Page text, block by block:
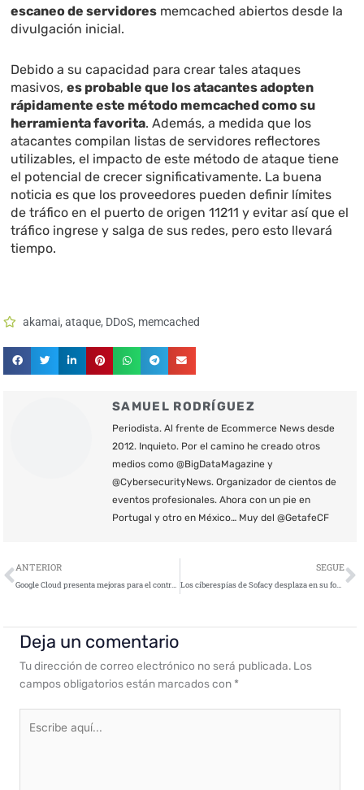
escaneo de servidores memcached abiertos desde la
divulgación inicial.
Debido a su capacidad para crear tales ataques
masivos,es probable que los atacantes adopten
rápidamente este método memcached como su
herramienta favorita. Además, a medida que los
atacantes compilan listas de servidores reflectores
utilizables, el impacto de este método de ataque tiene
el potencial de crecer significativamente. La buena
noticia es que los proveedores pueden definir límites
de tráfico en el puerto de origen 11211 y evitar así que el
tráfico ingrese y salga de sus redes, pero esto llevará
tiempo.
akamai,ataque, DDoS, memcached
SAMUEL RODRÍGUEZ
Periodista. Al frente de Ecommerce News desde
2012. Inquieto. Por el camino he creado otros
medios como @BigDataMagazine y
@CybersecurityNews. Organizador de cientos de
eventos profesionales. Ahora con un pie en
Portugal y otro en México… Muy del @GetafeCF
Ant
ANTERIOR
Google Cloud presenta mejoras para el control de seguridad en la nube de las empresas
SEGUE
Los ciberespías de Sofacy desplaza en su foco de interés de la OTAN y Ucrania hacia el Este
Deja un comentario
Tu dirección de correo electrónico no será publicada. Los
campos obligatorios están marcados con *
aquí...